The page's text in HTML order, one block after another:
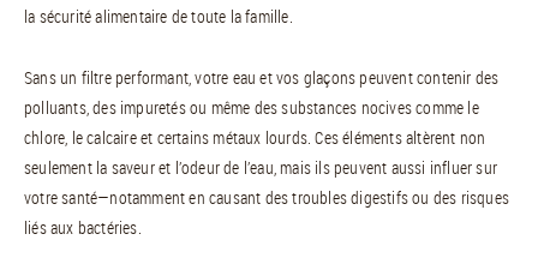
la sécurité alimentaire de toute la famille.
Sans un filtre performant, votre eau et vos glaçons peuvent contenir des
polluants, des impuretés ou même des substances nocives comme le
chlore, le calcaire et certains métaux lourds. Ces éléments altèrent non
seulement la saveur et l’odeur de l’eau, mais ils peuvent aussi influer sur
votre santé—notamment en causant des troubles digestifs ou des risques
liés aux bactéries.